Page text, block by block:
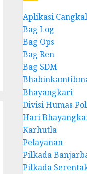
Aplikasi
Bag Log
Bag Ops
Bag Ren
Bag SDM
Bhayangkari
Divisi Humas
Hari
Karhutla
Pelayanan
Pilkada
Pilkada